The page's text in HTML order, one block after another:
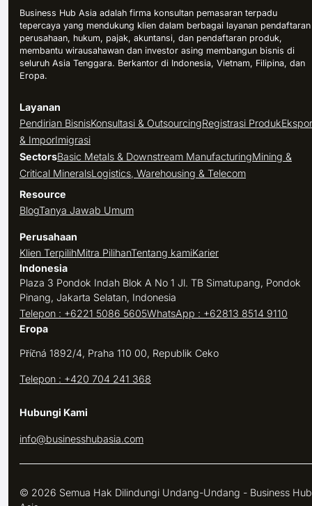
Business Hub Asia adalah firma konsultan pemasaran terpadu
tepercaya yang mendukung klien dalam berbagai layanan pendaftaran
perusahaan, hukum, pajak, akuntansi, dan pendaftaran produk,
membantu wirausahawan dan investor asing membangun bisnis di
seluruh Asia Tenggara. Berkantor di Indonesia, Vietnam, Filipina, dan
Eropa.
Layanan
Pendirian BisnisKonsultasi & OutsourcingRegistrasi ProdukEkspor
& ImporImigrasi
SectorsBasic Metals & Downstream ManufacturingMining &
Critical MineralsLogistics, Warehousing & Telecom
Resource
BlogTanya Jawab Umum
Perusahaan
Klien TerpilihMitra PilihanTentang kamiKarier
Indonesia
Plaza 3 Pondok Indah Blok A No 1 Jl. TB Simatupang, Pondok
Pinang, Jakarta Selatan, Indonesia
Telepon : +6221 5086 5605WhatsApp : +62813 8514 9110
Eropa
Příčná 1892/4, Praha 110 00, Republik Ceko
Telepon : +420 704 241 368
Hubungi Kami
info@businesshubasia.com
© 2026 Semua Hak Dilindungi Undang-Undang - Business Hub